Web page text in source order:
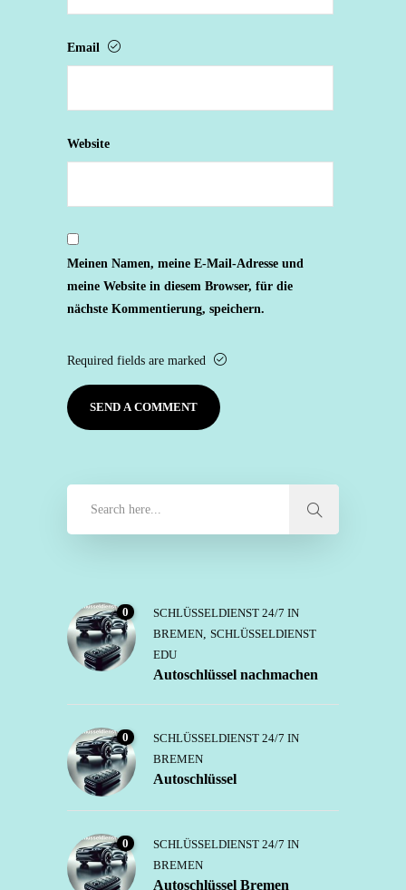
Email
Website
Meinen Namen, meine E-Mail-Adresse und
meine Website in diesem Browser, für die
nächste Kommentierung, speichern.
Required fields are marked
0
SCHLÜSSELDIENST 24/7 IN
BREMEN, SCHLÜSSELDIENST
EDU
Autoschlüssel nachmachen
0
SCHLÜSSELDIENST 24/7 IN
BREMEN
Autoschlüssel
0
SCHLÜSSELDIENST 24/7 IN
BREMEN
Autoschlüssel Bremen